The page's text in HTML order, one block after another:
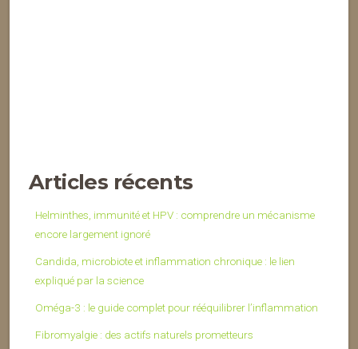
Articles récents
Helminthes, immunité et HPV : comprendre un mécanisme
encore largement ignoré
Candida, microbiote et inflammation chronique : le lien
expliqué par la science
Oméga-3 : le guide complet pour rééquilibrer l’inflammation
Fibromyalgie : des actifs naturels prometteurs